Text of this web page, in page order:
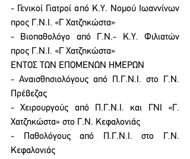
- Γενικοί Γιατροί από Κ.Υ. Νομού Ιωαννίνων
προς Γ.Ν.Ι. «Γ Χατζηκώστα»
- Βιοπαθολόγο από Γ.Ν.- Κ.Υ. Φιλιατών
προς Γ.Ν.Ι. «Γ Χατζηκώστα»
ΕΝΤΟΣ ΤΩΝ ΕΠΟΜΕΝΩΝ ΗΜΕΡΩΝ
- Αναισθησιολόγους από Π.Γ.Ν.Ι. στο Γ.Ν.
Πρέβεζας
- Χειρουργούς από Π.Γ.Ν.Ι. και ΓΝΙ «Γ.
Χατζηκώστα» στο Γ.Ν. Κεφαλονιάς
- Παθολόγους από Π.Γ.Ν.Ι. στο Γ.Ν.
Κεφαλονιάς